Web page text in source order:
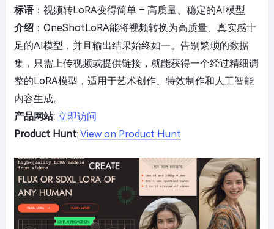
标语：视频转LoRA变得简单 – 高质量、稳定的AI模型
介绍 ：OneShotLoRA能将视频转换为高质量、真实感十
足的AI模型，并且输出结果始终如一。告别繁琐的数据
集，只需上传视频或提供链接，就能获得一个经过精细调
整的LoRA模型，适用于艺术创作、特效制作和人工智能
内容生成。
产品网站: 立即访问
Product Hunt: View on Product Hunt